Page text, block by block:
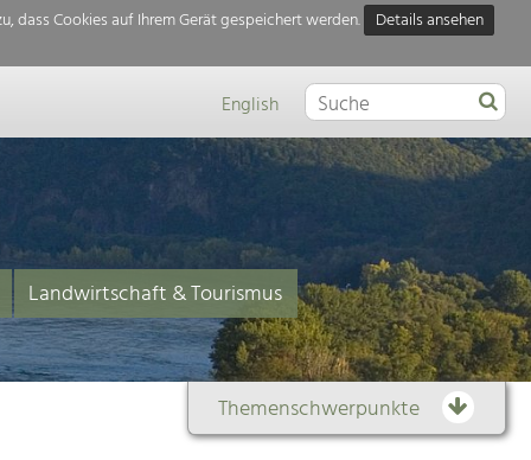
dass Cookies auf Ihrem Gerät gespeichert werden.
Details ansehen
English
Landwirtschaft & Tourismus
Themenschwerpunkte